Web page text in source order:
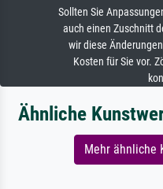
Sollten Sie
auch einen Zuschnitt
wir diese
Kosten für Sie vor.
Ähnliche
Mehr ähnliche